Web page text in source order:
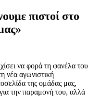
πιστοί στο
να φορά τη φανέλα του
νέα αγωνιστική
της ομάδας μας,
την παραμονή του, αλλά